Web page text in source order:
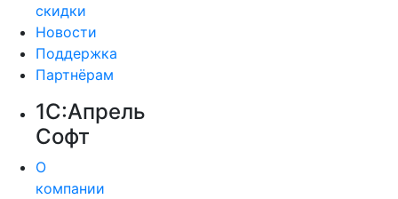
скидки
Новости
Поддержка
Партнёрам
1С:Апрель
Софт
О
компании